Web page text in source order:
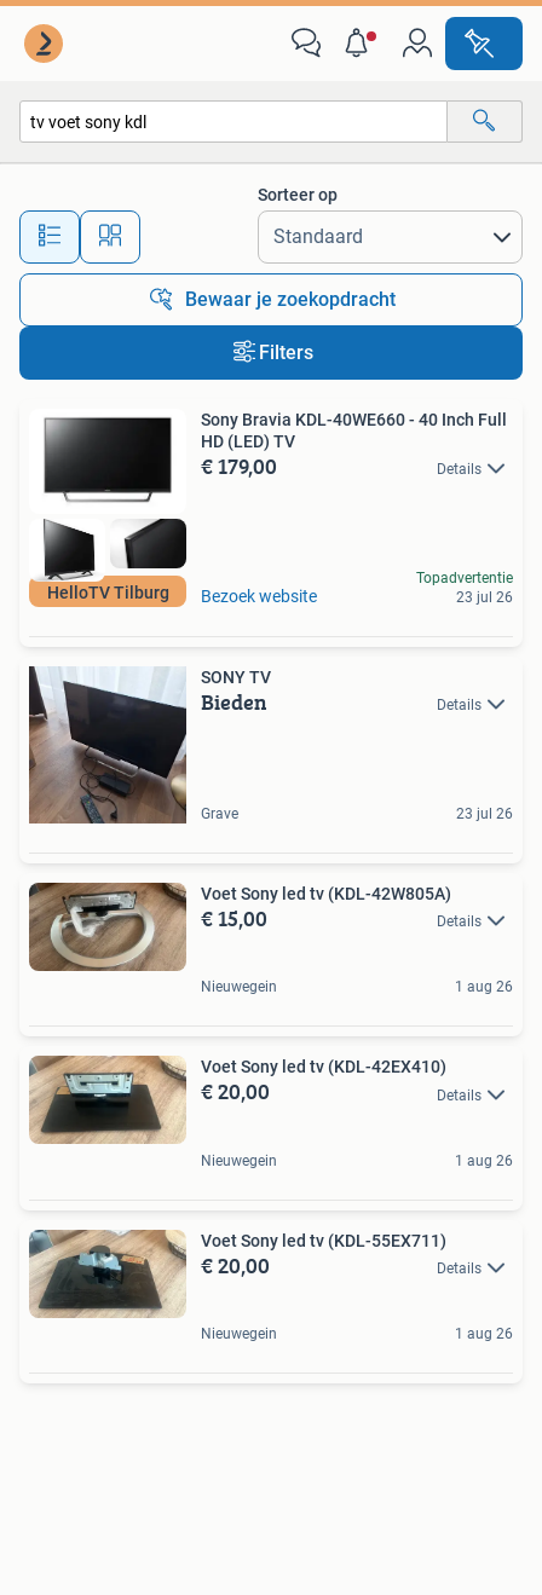
Alle afstanden…
Sorteer op
Bewaar je zoekopdracht
Filters
HelloTV Tilburg
Sony Bravia KDL-40WE660 - 40 Inch Full
HD (LED) TV
€ 179,00 Details
Bezoek website
Topadvertentie
23 jul 26
SONY TV
Bieden Details
Grave 23 jul 26
Voet Sony led tv (KDL-42W805A)
€ 15,00 Details
Nieuwegein 1 aug 26
Voet Sony led tv (KDL-42EX410)
€ 20,00 Details
Nieuwegein 1 aug 26
Voet Sony led tv (KDL-55EX711)
€ 20,00 Details
Nieuwegein 1 aug 26